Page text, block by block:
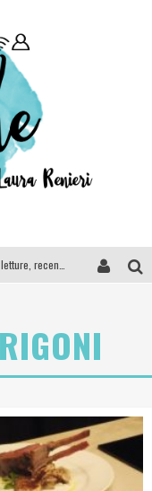
Anya Taylor-Joy, Jisoo e Willow Smith protagoniste della nuova campagna Dior Addict